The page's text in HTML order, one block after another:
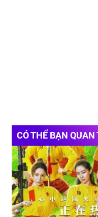
CÓ THỂ BẠN QUAN